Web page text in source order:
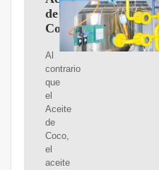
de
Coco
Al
contrario
que
el
Aceite
de
Coco,
el
aceite